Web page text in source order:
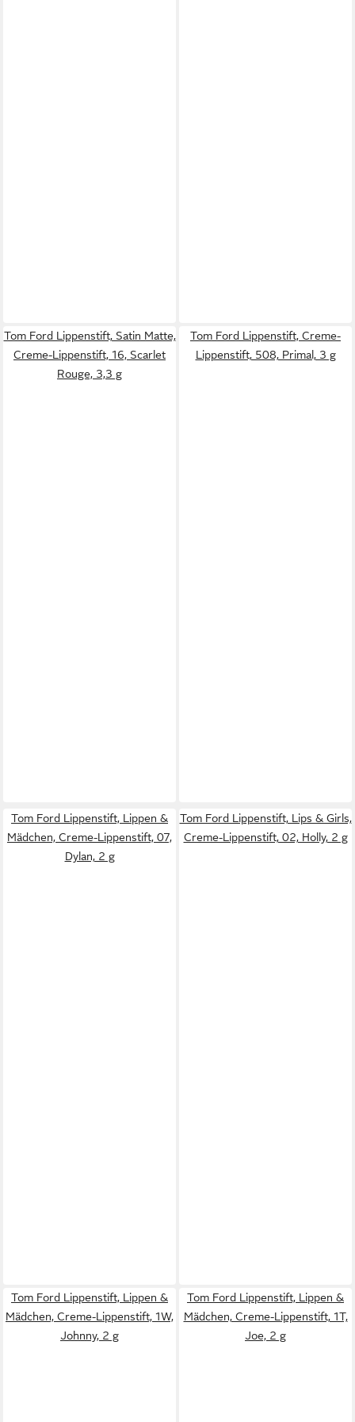
Tom Ford Lippenstift, Satin Matte,
Creme-Lippenstift, 16, Scarlet
Rouge, 3,3 g
Tom Ford Lippenstift, Creme-
Lippenstift, 508, Primal, 3 g
Tom Ford Lippenstift, Lippen &
Mädchen, Creme-Lippenstift, 07,
Dylan, 2 g
Tom Ford Lippenstift, Lips & Girls,
Creme-Lippenstift, 02, Holly, 2 g
Tom Ford Lippenstift, Lippen &
Mädchen, Creme-Lippenstift, 1W,
Johnny, 2 g
Tom Ford Lippenstift, Lippen &
Mädchen, Creme-Lippenstift, 1T,
Joe, 2 g